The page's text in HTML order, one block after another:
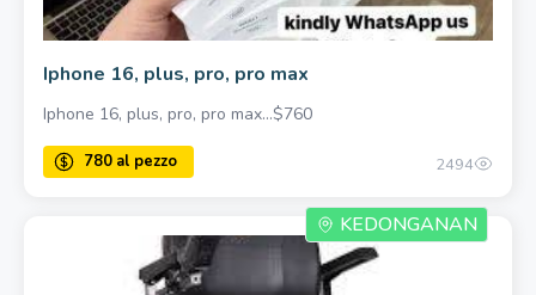
Iphone 16, plus, pro, pro max
Iphone 16, plus, pro, pro max…$760
2494
KEDONGANAN